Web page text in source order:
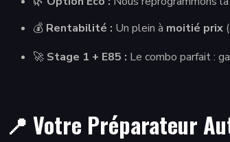
💰 Rentabilité : Un plein à moitié prix
🚀 Stage 1 + E85 : Le combo parfait :
📍 Votre Préparateur